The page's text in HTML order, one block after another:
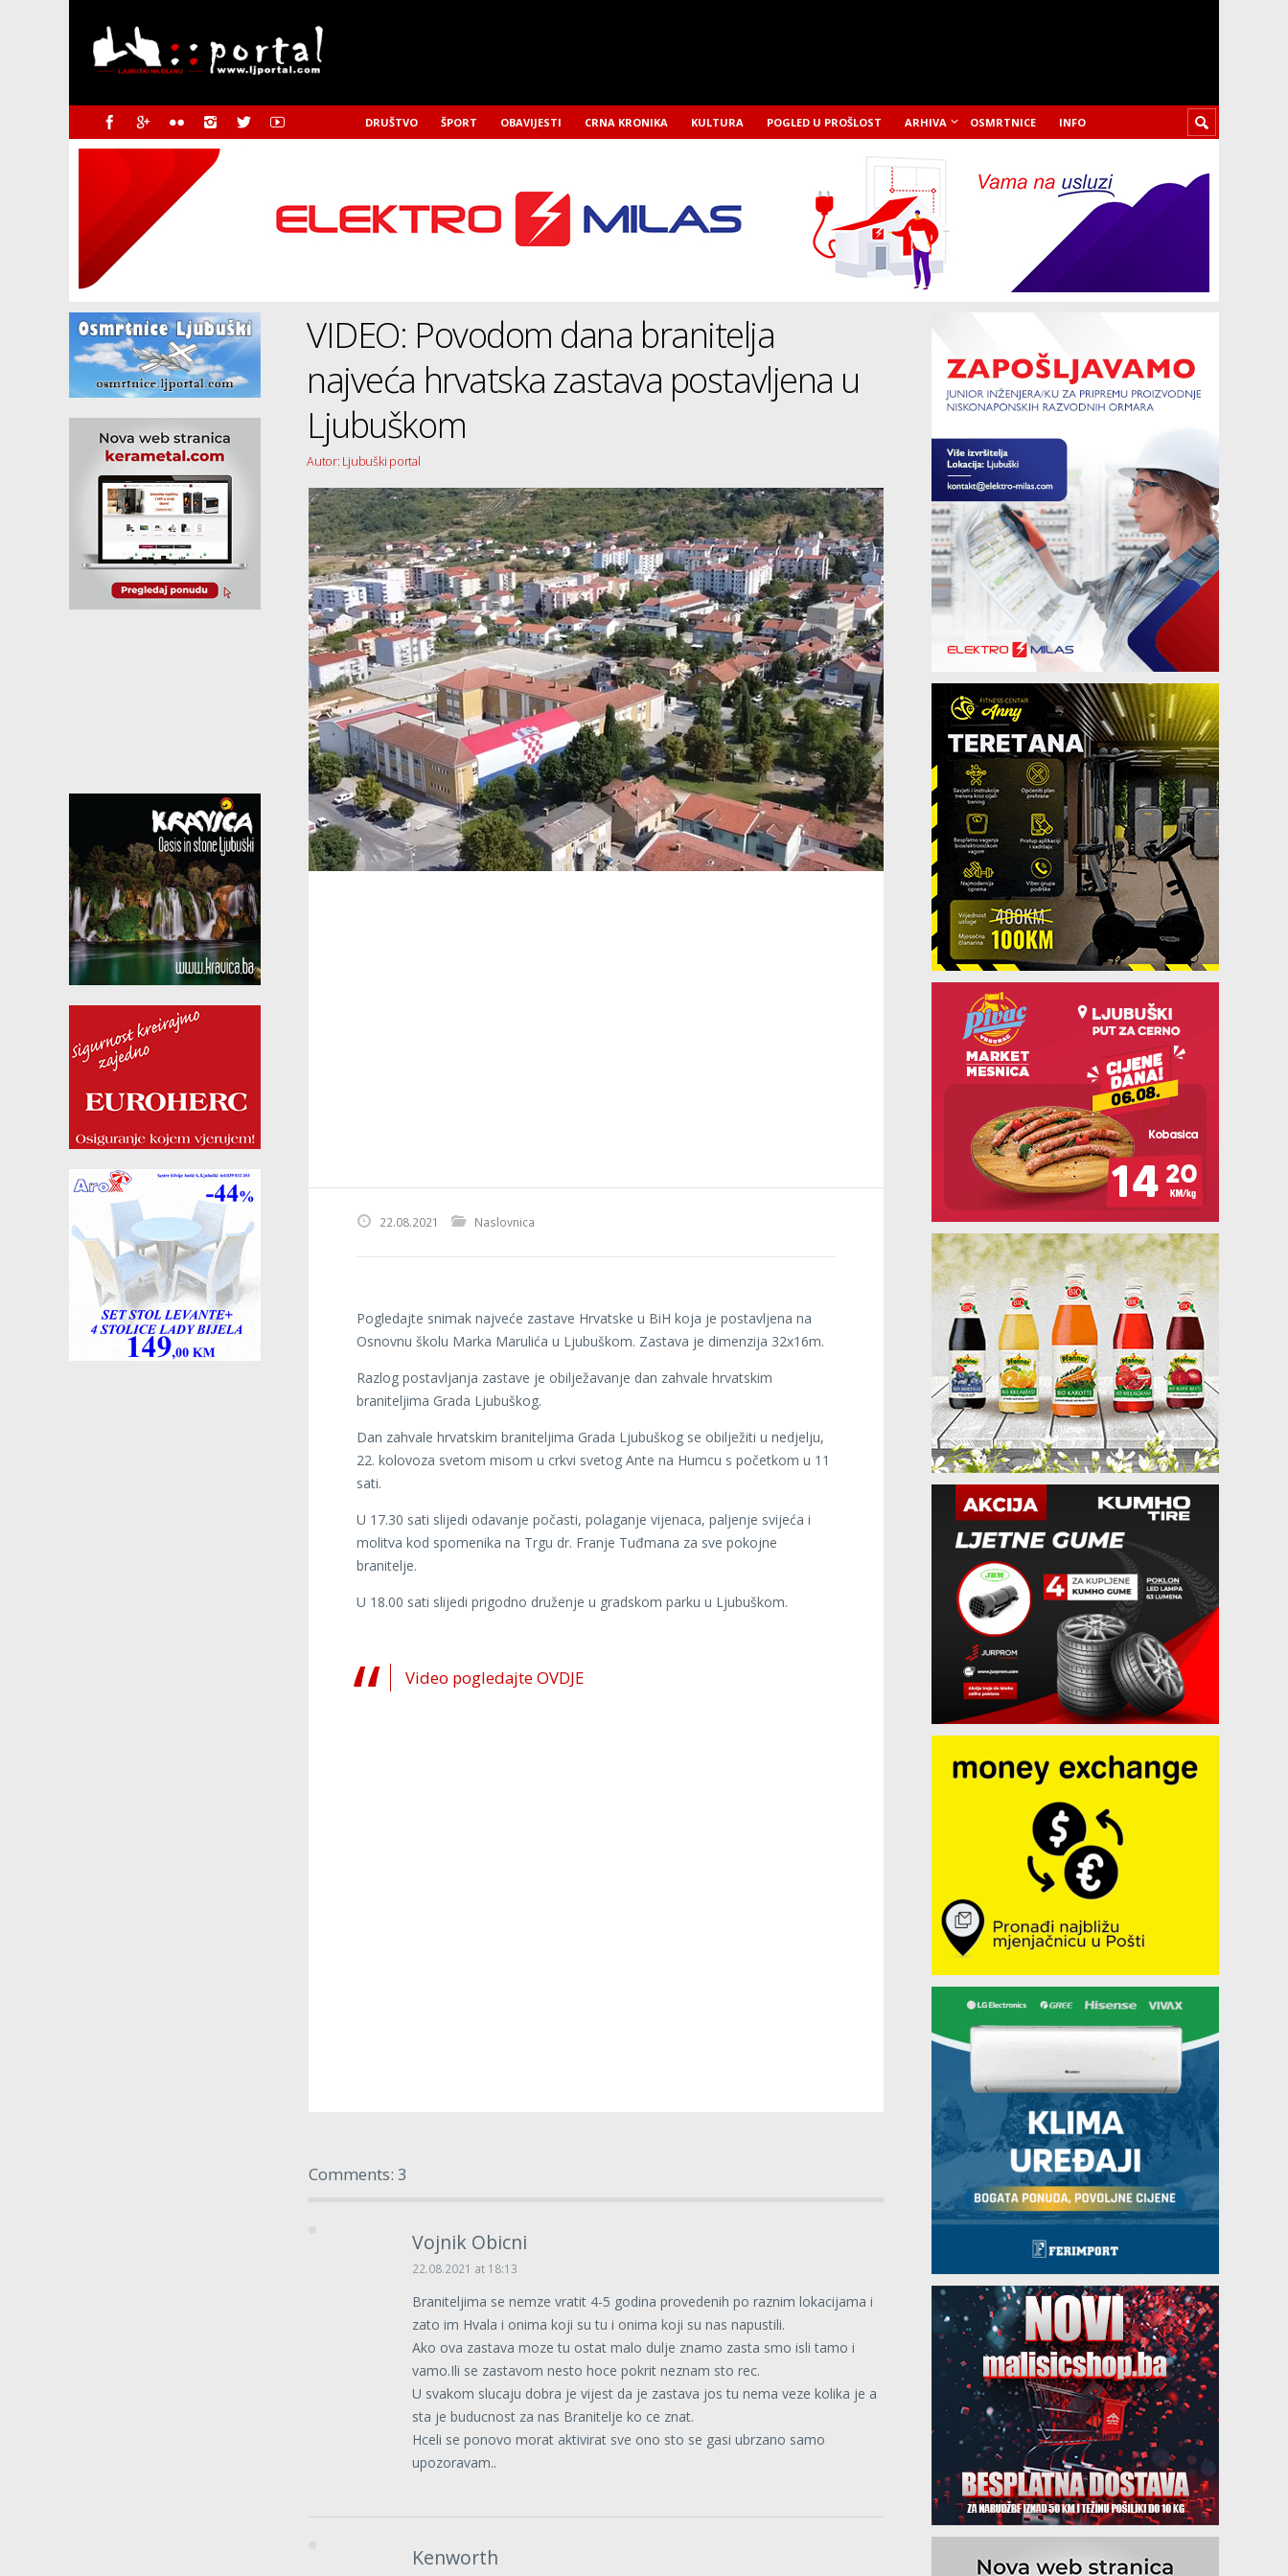
DRUŠTVO ŠPORT OBAVIJESTI CRNA KRONIKA KULTURA POGLED U PROŠLOST ARHIVA OSMRTNICE INFO
VIDEO: Povodom dana branitelja
najveća hrvatska zastava postavljena u
Ljubuškom
Autor: Ljubuški portal
22.08.2021 Naslovnica
Pogledajte snimak najveće zastave Hrvatske u BiH koja je postavljena na
Osnovnu školu Marka Marulića u Ljubuškom. Zastava je dimenzija 32x16m.
Razlog postavljanja zastave je obilježavanje dan zahvale hrvatskim
braniteljima Grada Ljubuškog.
Dan zahvale hrvatskim braniteljima Grada Ljubuškog se obilježiti u nedjelju,
22. kolovoza svetom misom u crkvi svetog Ante na Humcu s početkom u 11
sati.
U 17.30 sati slijedi odavanje počasti, polaganje vijenaca, paljenje svijeća i
molitva kod spomenika na Trgu dr. Franje Tuđmana za sve pokojne
branitelje.
U 18.00 sati slijedi prigodno druženje u gradskom parku u Ljubuškom.
Video pogledajte OVDJE
Comments: 3
Vojnik Obicni
22.08.2021 at 18:13
Braniteljima se nemze vratit 4-5 godina provedenih po raznim lokacijama i
zato im Hvala i onima koji su tu i onima koji su nas napustili.
Ako ova zastava moze tu ostat malo dulje znamo zasta smo isli tamo i
vamo.Ili se zastavom nesto hoce pokrit neznam sto rec.
U svakom slucaju dobra je vijest da je zastava jos tu nema veze kolika je a
sta je buducnost za nas Branitelje ko ce znat.
Hceli se ponovo morat aktivirat sve ono sto se gasi ubrzano samo
upozoravam..
Kenworth